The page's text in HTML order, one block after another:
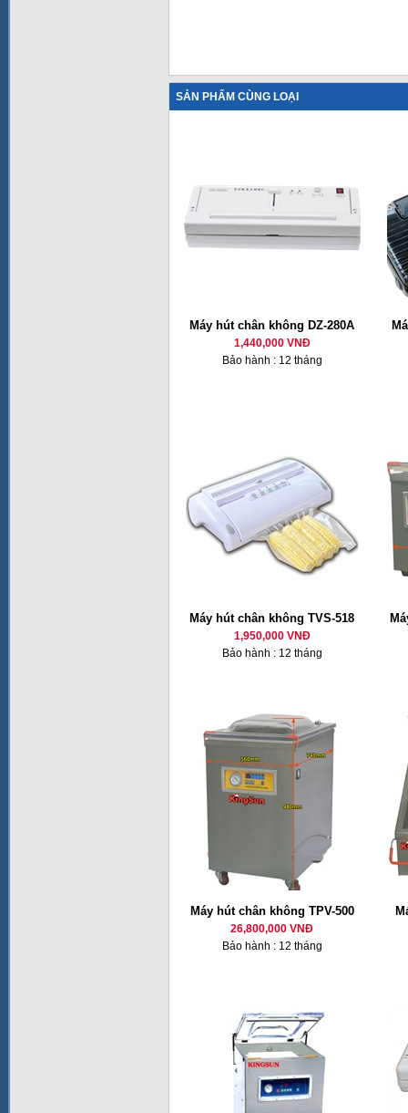
SẢN PHẨM CÙNG LOẠI
Máy hút chân không DZ-280A
1,440,000 VNĐ
Bảo hành : 12 tháng
Máy hút chân không TVS-518
1,950,000 VNĐ
Bảo hành : 12 tháng
Máy hút chân không TPV-500
26,800,000 VNĐ
Bảo hành : 12 tháng